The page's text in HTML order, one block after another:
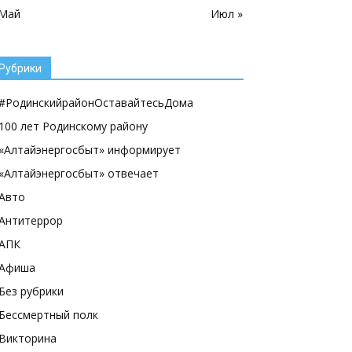
Июл »
лет Родинскому району
информирует
отвечает
рубрики
полк